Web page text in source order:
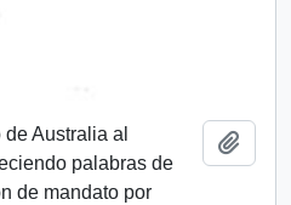
Australia al
palabras de
de mandato por